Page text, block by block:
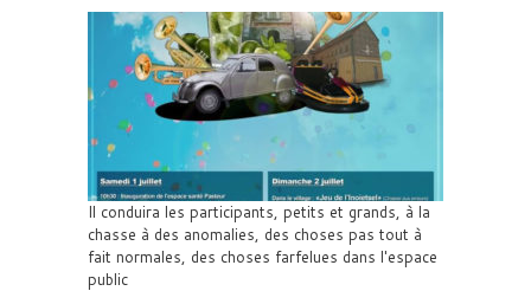
Il conduira les participants, petits et grands, à la
chasse à des anomalies, des choses pas tout à
fait normales, des choses farfelues dans l'espace
public